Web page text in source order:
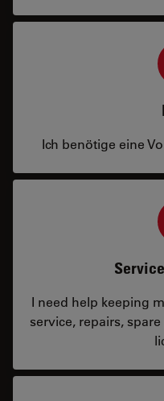
Ich benötige eine
I need help keeping
service, repairs,